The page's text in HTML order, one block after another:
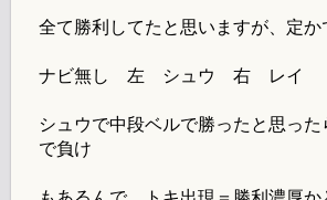
全て勝利してたと思いますが、定か
ナビ無し 左 シュウ 右 レイ
シュウで中段ベルで勝ったと思っ
で負け